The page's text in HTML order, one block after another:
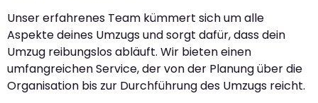
Unser erfahrenes Team kümmert sich um alle
Aspekte deines Umzugs und sorgt dafür, dass dein
Umzug reibungslos abläuft. Wir bieten einen
umfangreichen Service, der von der Planung über die
Organisation bis zur Durchführung des Umzugs reicht.